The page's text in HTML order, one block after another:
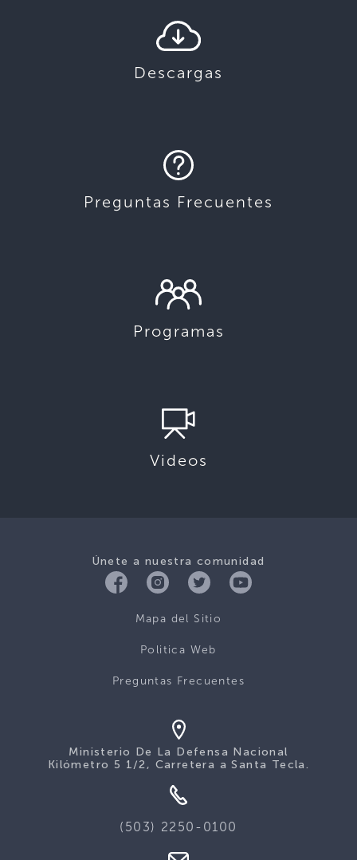
Descargas
Preguntas Frecuentes
Programas
Videos
Únete a nuestra comunidad
Mapa del Sitio
Politica Web
Preguntas Frecuentes
Ministerio De La Defensa Nacional
Kilómetro 5 1/2, Carretera a Santa Tecla.
(503) 2250-0100